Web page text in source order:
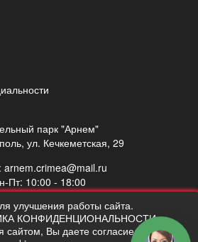
парк "Арнем"
ул. Кечкеметская, 29
arnem.crimea@mail.ru
Пт: 10:00 - 18:00
Сб: 10:00 - 17:00
Вс: выходной
улучшения работы сайта.
КОНФИДЕНЦИОНАЛЬНОСТИ.
Вы даете согласие на